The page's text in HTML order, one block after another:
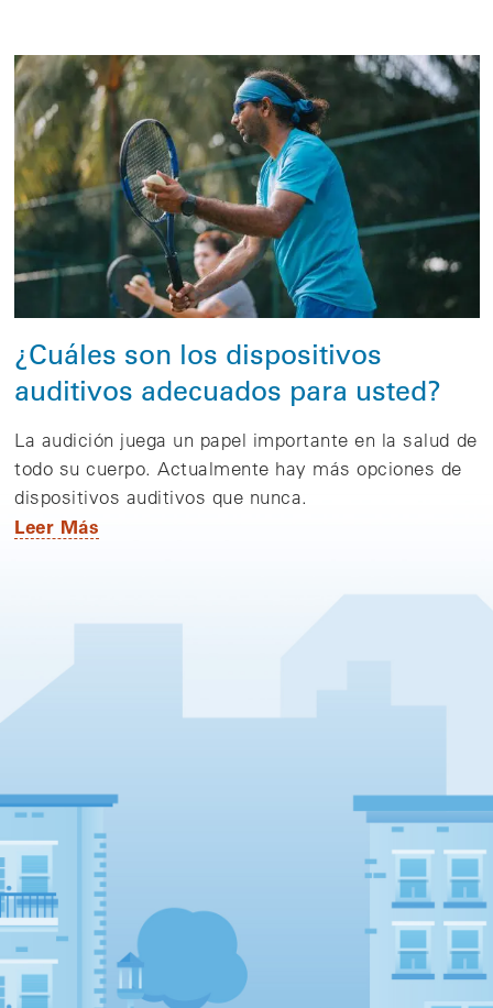
¿Cuáles son los dispositivos
auditivos adecuados para usted?
La audición juega un papel importante en la salud de
todo su cuerpo. Actualmente hay más opciones de
dispositivos auditivos que nunca.
Leer Más